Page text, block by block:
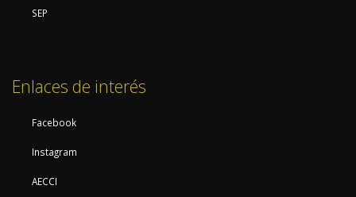
SEP
Enlaces de interés
Facebook
Instagram
AECCI